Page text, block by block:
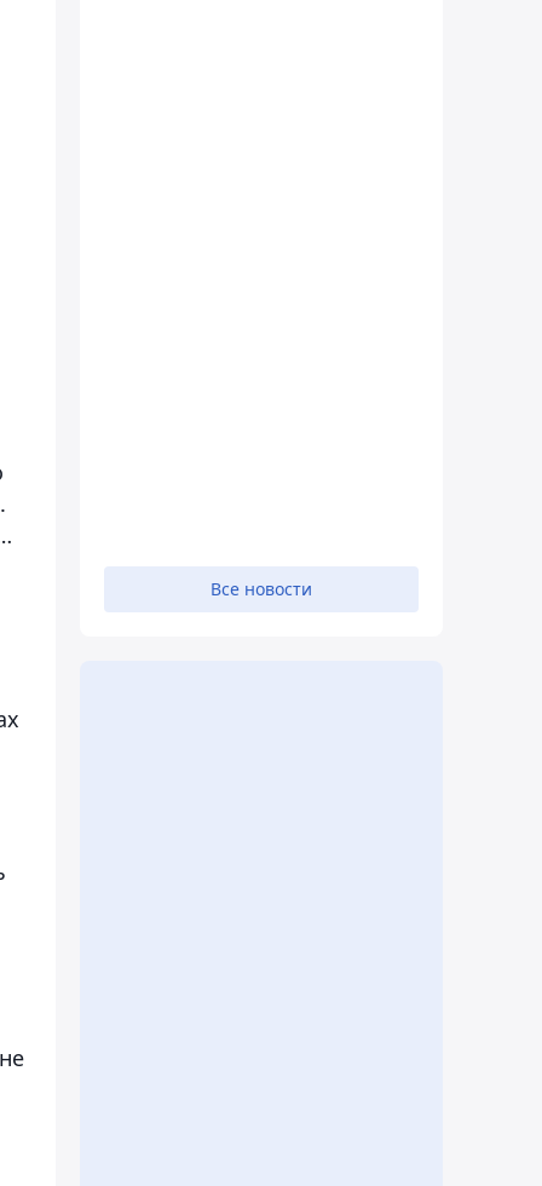
Все новости